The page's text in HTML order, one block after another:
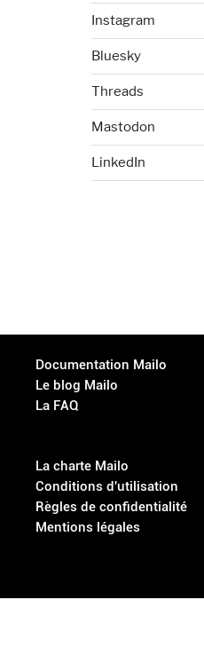
Instagram
Bluesky
Threads
Mastodon
LinkedIn
Documentation Mailo
Le blog Mailo
La FAQ
La charte Mailo
Conditions d'utilisation
Règles de confidentialité
Mentions légales